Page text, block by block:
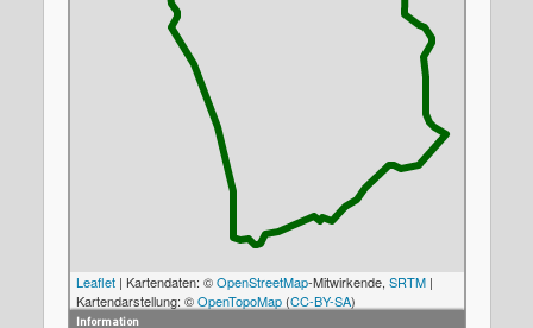
Leaflet| Kartendaten: ©OpenStreetMap-Mitwirkende, SRTM|
Kartendarstellung: ©OpenTopoMap(CC-BY-SA)
Information